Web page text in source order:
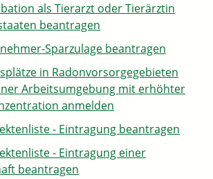
als Tierarzt oder Tierärztin
beantragen
Sparzulage beantragen
in Radonvorsorgegebieten
Arbeitsumgebung mit erhöhter
anmelden
- Eintragung beantragen
- Eintragung einer
beantragen